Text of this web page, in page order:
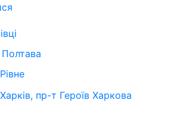
Полтава
Рівне
Харків, пр-т Героїв Харкова